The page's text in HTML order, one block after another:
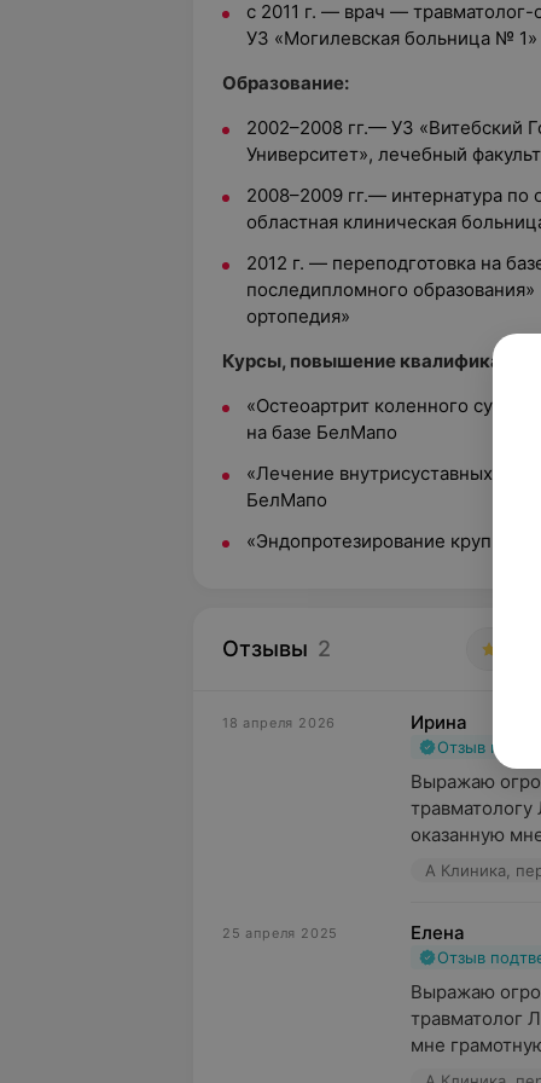
с 2011 г. — врач —
УЗ «Могилевская больница № 1»
Образование:
2002–2008 гг.— УЗ «Витебский
Университет», лечебный
2008–2009 гг.— интернатура
областная клиническая
2012 г. — переподготовка на
последипломного
ортопедия»
Курсы, повышение квалификации:
«Остеоартрит коленного
на базе БелМапо
«Лечение внутрисуставных и
БелМапо
«Эндопротезирование крупных
Отзывы 2
18 апреля 2026 Ирина
Отзыв
Выражаю
оказанную
А Клиника,
25 апреля 2025 Елена
Отзыв
Выражаю
травматолог
мне